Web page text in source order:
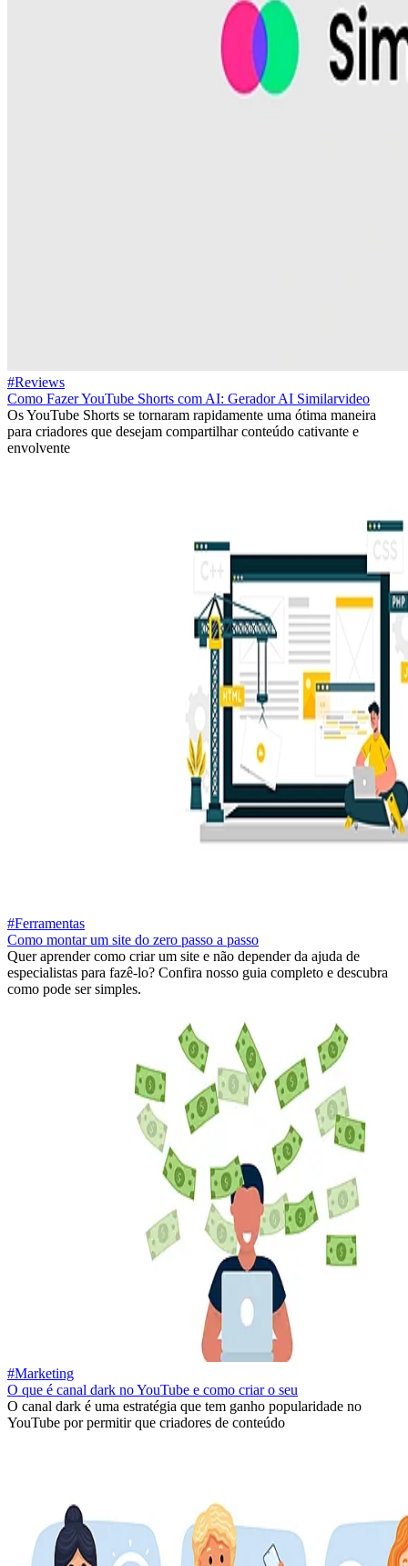
#Reviews
Como Fazer YouTube Shorts com AI: Gerador AI Similarvideo
Os YouTube Shorts se tornaram rapidamente uma ótima maneira
para criadores que desejam compartilhar conteúdo cativante e
envolvente
#Ferramentas
Como montar um site do zero passo a passo
Quer aprender como criar um site e não depender da ajuda de
especialistas para fazê-lo? Confira nosso guia completo e descubra
como pode ser simples.
#Marketing
O que é canal dark no YouTube e como criar o seu
O canal dark é uma estratégia que tem ganho popularidade no
YouTube por permitir que criadores de conteúdo